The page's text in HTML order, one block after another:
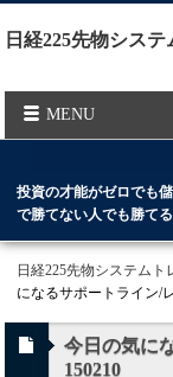
日経225先物シス
MENU
投資の才能がゼロでも
で勝てない人でも勝て
日経225先物システム
になるサポートライン/
今日の気に
150210